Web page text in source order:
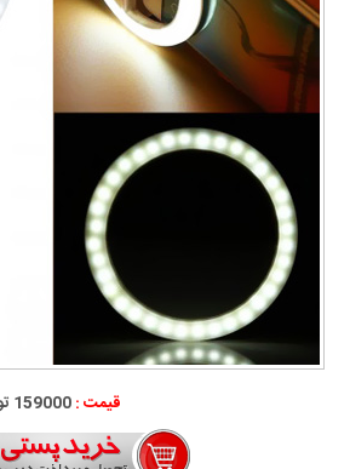
قیمت :159000 تومان